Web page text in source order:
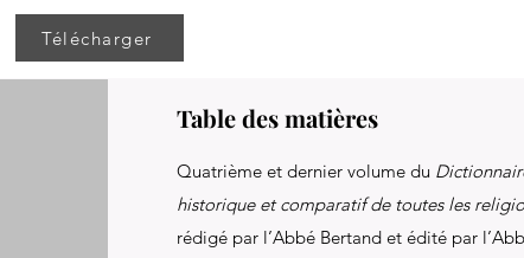
Télécharger
Table des matières
Quatrième et dernier volume du
historique et comparatif de toutes les
rédigé par l’Abbé Bertand et édité par